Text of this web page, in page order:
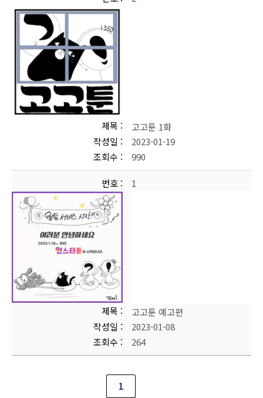
제목
고고툰 1화
작성일
2023-01-19
조회수
990
번호 1
제목
고고툰 예고편
작성일
2023-01-08
조회수
264
1